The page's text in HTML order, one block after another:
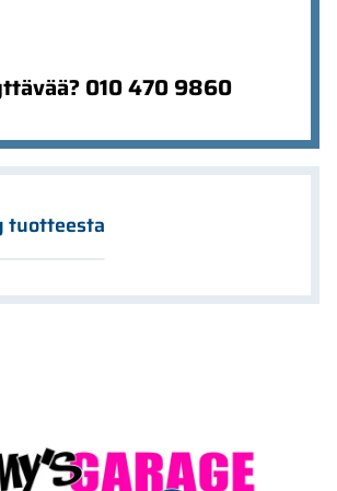
010 470 9860
tuotteesta